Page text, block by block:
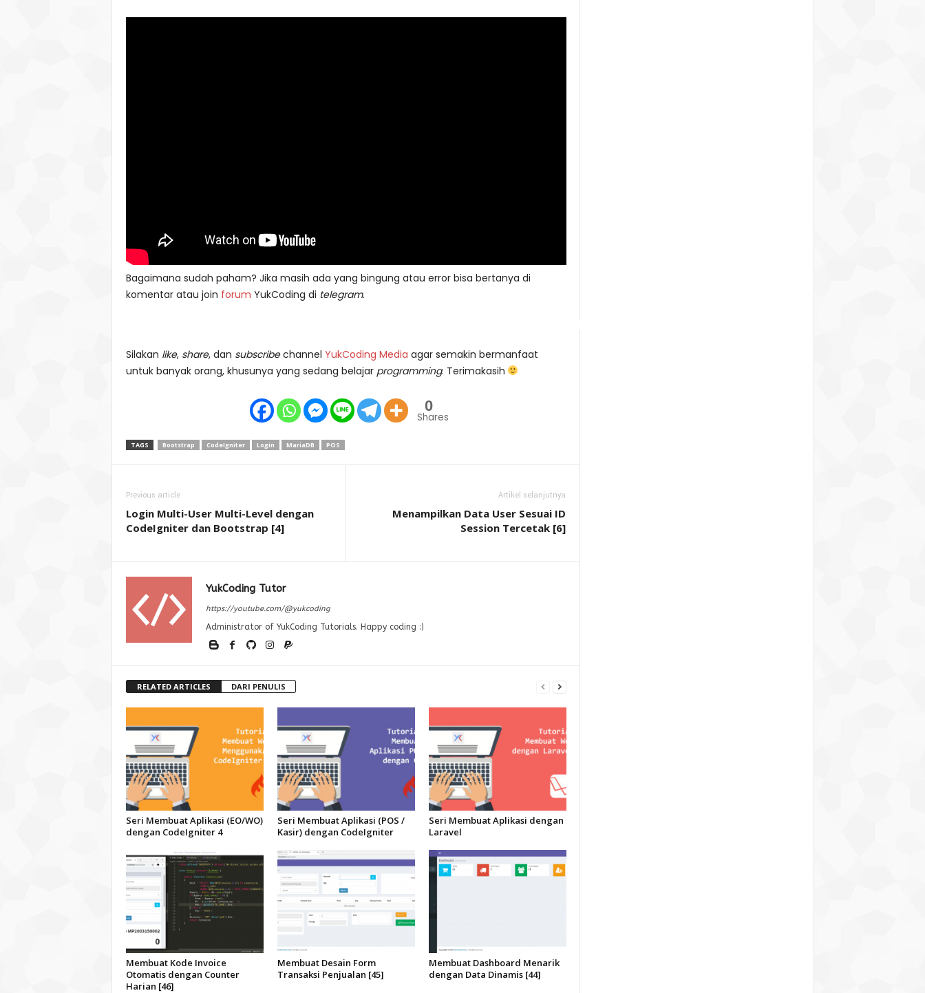
Bagaimana sudah paham? Jika masih ada yang bingung atau error bisa bertanya di
komentar atau join forum YukCoding di telegram.
Silakan like, share, dan subscribechannel YukCoding Media agar semakin bermanfaat
untuk banyak orang, khusunya yang sedang belajar programming. Terimakasih
0
Shares
TAGS Bootstrap CodeIgniter Login MariaDB POS
Previous article
Login Multi-User Multi-Level dengan
CodeIgniter dan Bootstrap [4]
Artikel selanjutnya
Menampilkan Data User Sesuai ID
Session Tercetak [6]
YukCoding Tutor
https://youtube.com/@yukcoding
Administrator of YukCoding Tutorials. Happy coding :)
RELATED ARTICLES DARI PENULIS
Seri Membuat Aplikasi (EO/WO)
dengan CodeIgniter 4
Seri Membuat Aplikasi (POS /
Kasir) dengan CodeIgniter
Seri Membuat Aplikasi dengan
Laravel
Membuat Kode Invoice
Otomatis dengan Counter
Harian [46]
Membuat Desain Form
Transaksi Penjualan [45]
Membuat Dashboard Menarik
dengan Data Dinamis [44]